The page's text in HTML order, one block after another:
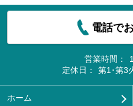
電話で
営業時間：
定休日：
第1･第3
ホーム